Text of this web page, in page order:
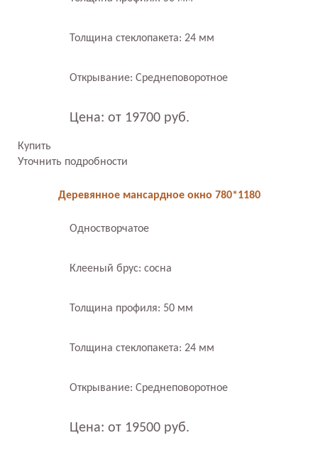
Толщина стеклопакета: 24 мм
Открывание: Среднеповоротное
Цена: от 19700 руб.
Купить
Уточнить подробности
Деревянное мансардное окно 780*1180
Одностворчатое
Клееный брус: сосна
Толщина профиля: 50 мм
Толщина стеклопакета: 24 мм
Открывание: Среднеповоротное
Цена: от 19500 руб.